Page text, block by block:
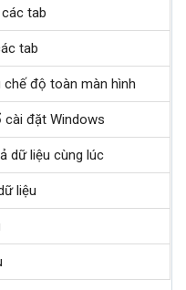
tab
tab
chế độ toàn màn hình
cài đặt Windows
dữ liệu cùng lúc
liệu